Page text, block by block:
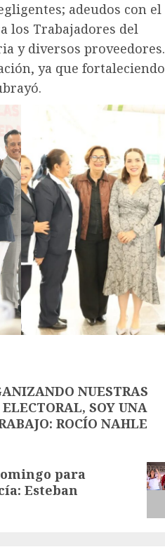
adeudos con el
los Trabajadores del
y diversos proveedores.
ya que fortaleciendo
NUESTRAS
SOY UNA
ROCÍO NAHLE
para
Esteban